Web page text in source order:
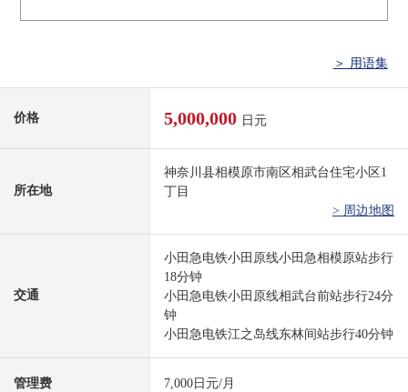
＞ 用语集
价格 5,000,000 日元
所在地
神奈川县相模原市南区相武台住宅小区1
丁目
> 周边地图
交通
小田急电铁小田原线小田急相模原站步行
18分钟
小田急电铁小田原线相武台前站步行24分
钟
小田急电铁江之岛线东林间站步行40分钟
管理费 7,000日元/月